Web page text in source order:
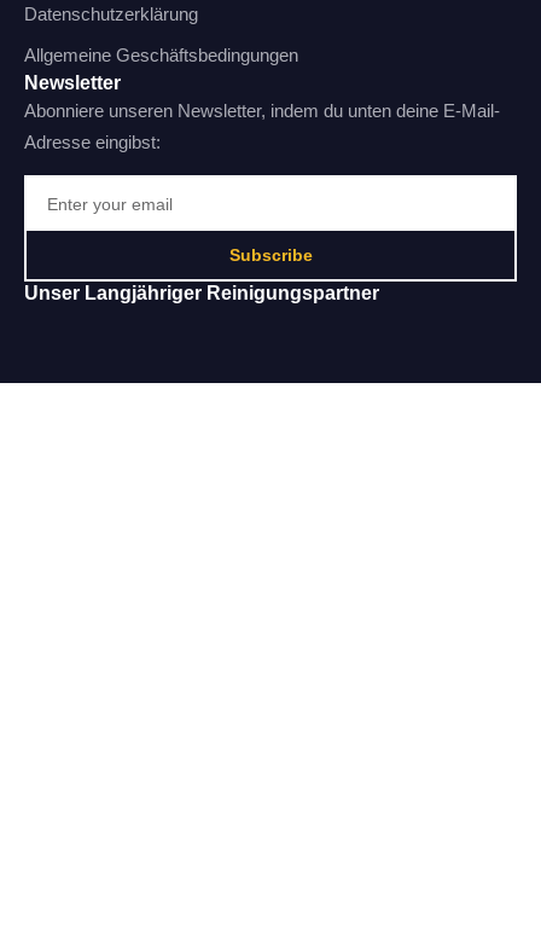
Datenschutzerklärung
Allgemeine Geschäftsbedingungen
Newsletter
Abonniere unseren Newsletter, indem du unten deine E-Mail-
Adresse eingibst:
Subscribe
Unser Langjähriger Reinigungspartner